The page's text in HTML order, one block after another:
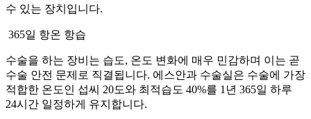
수 있는 장치입니다.
365일 항온 항습
수술을 하는 장비는 습도, 온도 변화에 매우 민감하며 이는 곧
수술 안전 문제로 직결됩니다. 에스안과 수술실은 수술에 가장
적합한 온도인 섭씨 20도와 최적습도 40%를 1년 365일 하루
24시간 일정하게 유지합니다.